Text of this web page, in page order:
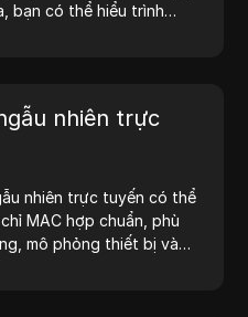
bạn có thể hiểu trình
nhiên trực
nhiên trực tuyến có thể
MAC hợp chuẩn, phù
mô phỏng thiết bị và